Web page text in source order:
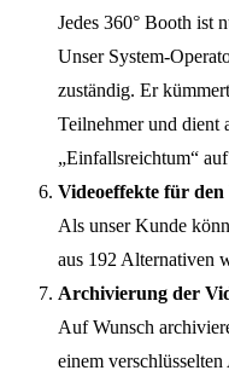
Jedes 360° Booth ist
Unser System-
zuständig. Er
Teilnehmer und dient
„Einfallsreichtum“
Videoeffekte für
Als unser Kunde
aus 192 Alternativen
Archivierung der
Auf Wunsch
einem